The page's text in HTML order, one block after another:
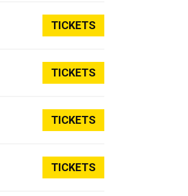
TICKETS
TICKETS
TICKETS
TICKETS